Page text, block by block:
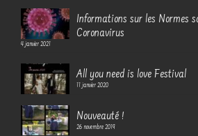
Informations sur les Normes
Coronavirus
4 janvier 2021
All you need is love Festival
11 janvier 2020
Nouveauté !
26 novembre 2019